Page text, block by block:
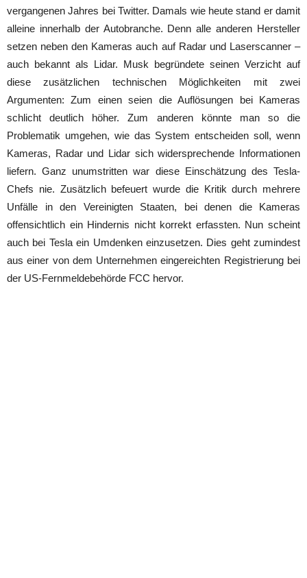
vergangenen Jahres bei Twitter. Damals wie heute stand er damit
alleine innerhalb der Autobranche. Denn alle anderen Hersteller
setzen neben den Kameras auch auf Radar und Laserscanner –
auch bekannt als Lidar. Musk begründete seinen Verzicht auf
diese zusätzlichen technischen Möglichkeiten mit zwei
Argumenten: Zum einen seien die Auflösungen bei Kameras
schlicht deutlich höher. Zum anderen könnte man so die
Problematik umgehen, wie das System entscheiden soll, wenn
Kameras, Radar und Lidar sich widersprechende Informationen
liefern. Ganz unumstritten war diese Einschätzung des Tesla-
Chefs nie. Zusätzlich befeuert wurde die Kritik durch mehrere
Unfälle in den Vereinigten Staaten, bei denen die Kameras
offensichtlich ein Hindernis nicht korrekt erfassten. Nun scheint
auch bei Tesla ein Umdenken einzusetzen. Dies geht zumindest
aus einer von dem Unternehmen eingereichten Registrierung bei
der US-Fernmeldebehörde FCC hervor.